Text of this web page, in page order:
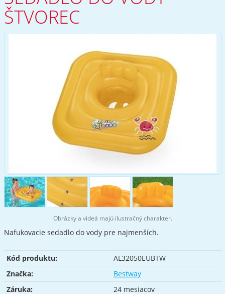
ŠTVOREC
Obrázky a videá majú ilustračný charakter.
Nafukovacie sedadlo do vody pre najmenších.
Kód produktu:
AL32050EUBTW
Značka:
Bestway
Záruka:
24 mesiacov